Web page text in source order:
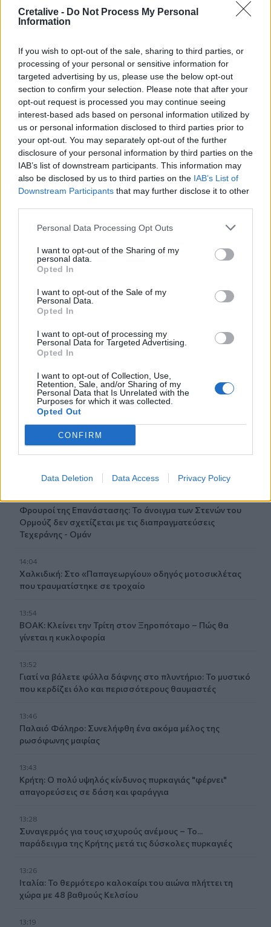
Cretalive - Do Not Process My Personal
Information
If you wish to opt-out of the sale, sharing to third parties, or
processing of your personal or sensitive information for
targeted advertising by us, please use the below opt-out
section to confirm your selection. Please note that after your
opt-out request is processed you may continue seeing
interest-based ads based on personal information utilized by
us or personal information disclosed to third parties prior to
your opt-out. You may separately opt-out of the further
disclosure of your personal information by third parties on the
IAB’s list of downstream participants. This information may
also be disclosed by us to third parties on the IAB’s List of
Downstream Participants that may further disclose it to other
Personal Data Processing Opt Outs
I want to opt-out of the Sharing of my
personal data.
Opted In
I want to opt-out of the Sale of my
Personal Data.
Opted In
I want to opt-out of processing my
Personal Data for Targeted Advertising.
Opted In
I want to opt-out of Collection, Use,
Retention, Sale, and/or Sharing of my
Personal Data that Is Unrelated with the
Purposes for which it was collected.
Opted Out
CONFIRM
Data Deletion Data Access Privacy Policy
Ελένη Μπετεινάκη Βιβλίο Ευτυχία Γιαννάκη
Γίνε ο ρεπόρτερ του CRETALIVE
ΣΤΕΊΛΕ ΤΗΝ ΕΊΔΗΣΗ
Ροή ειδήσεων Δημοφιλή
άνω των 60 – Οι οδηγίες για ασφαλές κολύμπι
Αλέξης Τσίπρας: Στις 2 Σεπτεμβρίου η παρουσίαση του
οικονομικού προγράμματος της ΕΛ.Α.Σ.
ΟΦΗ: Η τρίτη φανέλα για τη νέα σεζόν - «Το πορτοκαλί
που κουβαλά την ιστορία μας»
με θαλασσινό νερό (video)
Καλοκαίρι και αλλεργίες: Πότε απαιτείται προσοχή και
ποια συμπτώματα δεν πρέπει να αγνοούμε
ΟΦΗ: Φουλάρει για sold out στο Σούπερ Καπ με την ΑΕΚ!
Φρουροί της Επανάστασης: Το άνοιγμα των Στενών του
Ορμούζ δεν σχετίζεται με τις διαπραγματεύσεις
Τεχεράνης - Ομάν
14:04
Χαλκιδική: Στο «Παπαγεωργίου» οδηγός μοτοσικλέτας
που τραυματίστηκε σε τροχαίο
13:54
ΒΟΑΚ: Κλείνει την Τρίτη στον Ξηροπόταμο – Πώς θα
γίνεται η κυκλοφορία
13:52
Γιατί να βάλετε φύλλα δάφνης στο πλυντήριο: Το μυστικό
που κερδίζει όλο και περισσότερους θαυμαστές
13:46
Παλαιό Φάληρο: Συνελήφθη ένα ακόμα μέλος της
ρωσόφωνης μαφίας
13:43
Κρήτη: Ο πολύ υψηλός κίνδυνος πυρκαγιάς "φέρνει"
απαγορεύσεις σε δάση και φαράγγια
13:28
Συναγερμός για τους ισχυρούς ανέμους – Το...
παράδειγμα της Κρήτης μετά τις δύσκολες πυρκαγιές
13:26
Ιταλία: Το θερμότερο καλοκαίρι του αιώνα πλήττει τη
χώρα με 48 βαθμούς Κελσίου
13:19